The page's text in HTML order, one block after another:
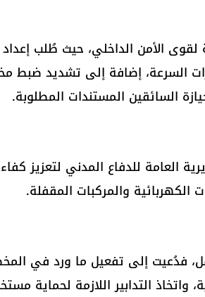
الأمن الداخلي، حيث طُلب
السرعة، إضافة إلى تشديد ضبط
السائقين المستندات المطلوبة.
العامة للدفاع المدني لتعزيز
والمركبات المقفلة.
فدُعيت إلى تفعيل ما ورد في
واتخاذ التدابير اللازمة لحماية